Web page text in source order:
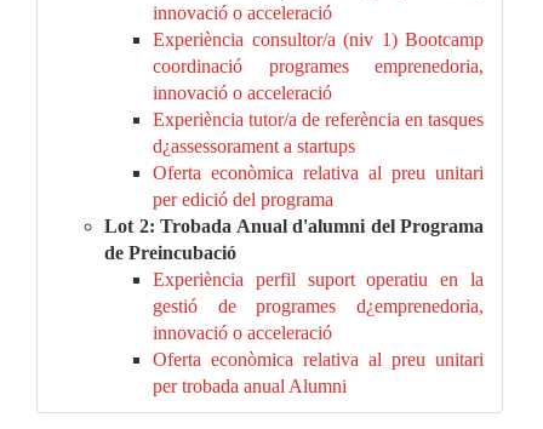
innovació o acceleració
Experiència consultor/a (niv 1) Bootcamp
coordinació programes emprenedoria,
innovació o acceleració
Experiència tutor/a de referència en tasques
d¿assessorament a startups
Oferta econòmica relativa al preu unitari
per edició del programa
Lot 2: Trobada Anual d'alumni del Programa
de Preincubació
Experiència perfil suport operatiu en la
gestió de programes d¿emprenedoria,
innovació o acceleració
Oferta econòmica relativa al preu unitari
per trobada anual Alumni